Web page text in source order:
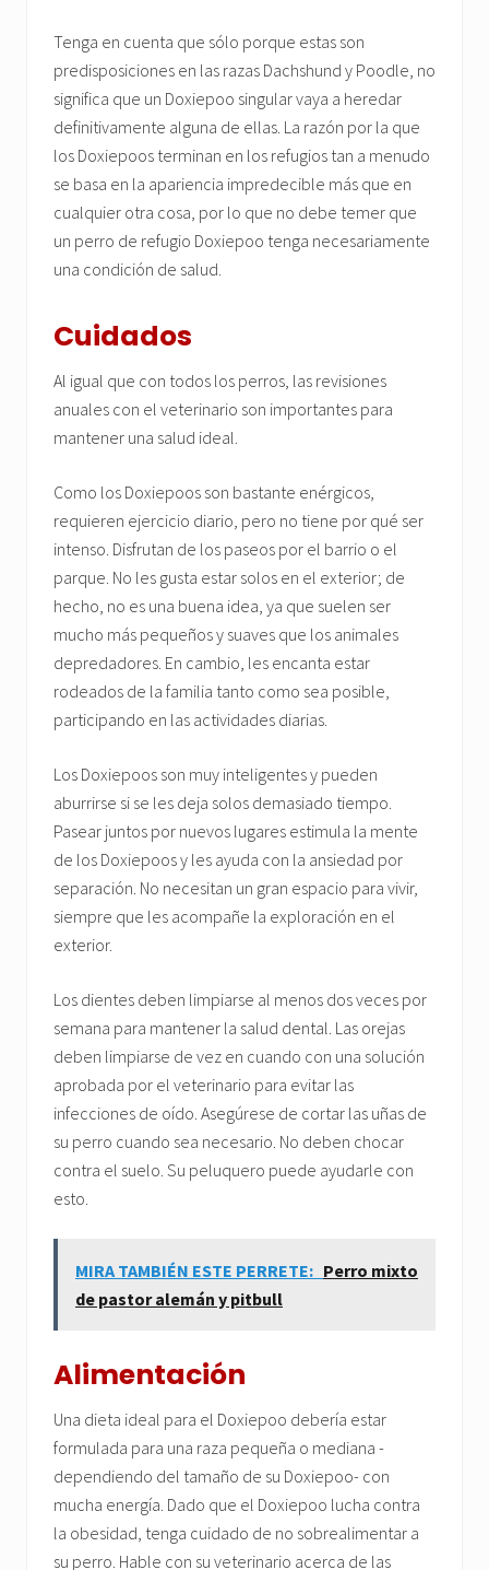
Tenga en cuenta que sólo porque estas son
predisposiciones en las razas Dachshund y Poodle, no
significa que un Doxiepoo singular vaya a heredar
definitivamente alguna de ellas. La razón por la que
los Doxiepoos terminan en los refugios tan a menudo
se basa en la apariencia impredecible más que en
cualquier otra cosa, por lo que no debe temer que
un perro de refugio Doxiepoo tenga necesariamente
una condición de salud.
Cuidados
Al igual que con todos los perros, las revisiones
anuales con el veterinario son importantes para
mantener una salud ideal.
Como los Doxiepoos son bastante enérgicos,
requieren ejercicio diario, pero no tiene por qué ser
intenso. Disfrutan de los paseos por el barrio o el
parque. No les gusta estar solos en el exterior; de
hecho, no es una buena idea, ya que suelen ser
mucho más pequeños y suaves que los animales
depredadores. En cambio, les encanta estar
rodeados de la familia tanto como sea posible,
participando en las actividades diarias.
Los Doxiepoos son muy inteligentes y pueden
aburrirse si se les deja solos demasiado tiempo.
Pasear juntos por nuevos lugares estimula la mente
de los Doxiepoos y les ayuda con la ansiedad por
separación. No necesitan un gran espacio para vivir,
siempre que les acompañe la exploración en el
exterior.
Los dientes deben limpiarse al menos dos veces por
semana para mantener la salud dental. Las orejas
deben limpiarse de vez en cuando con una solución
aprobada por el veterinario para evitar las
infecciones de oído. Asegúrese de cortar las uñas de
su perro cuando sea necesario. No deben chocar
contra el suelo. Su peluquero puede ayudarle con
esto.
MIRA TAMBIÉN ESTE PERRETE: Perro mixto
de pastor alemán y pitbull
Alimentación
Una dieta ideal para el Doxiepoo debería estar
formulada para una raza pequeña o mediana -
dependiendo del tamaño de su Doxiepoo- con
mucha energía. Dado que el Doxiepoo lucha contra
la obesidad, tenga cuidado de no sobrealimentar a
su perro. Hable con su veterinario acerca de las